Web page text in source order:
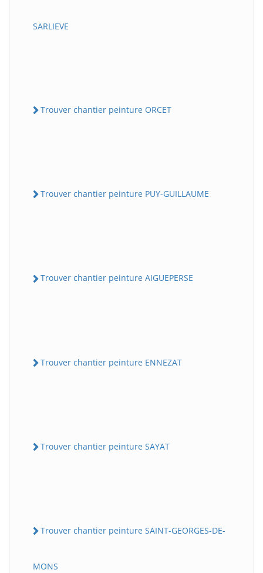
SARLIEVE
Trouver chantier peinture ORCET
Trouver chantier peinture PUY-GUILLAUME
Trouver chantier peinture AIGUEPERSE
Trouver chantier peinture ENNEZAT
Trouver chantier peinture SAYAT
Trouver chantier peinture SAINT-GEORGES-DE-
MONS